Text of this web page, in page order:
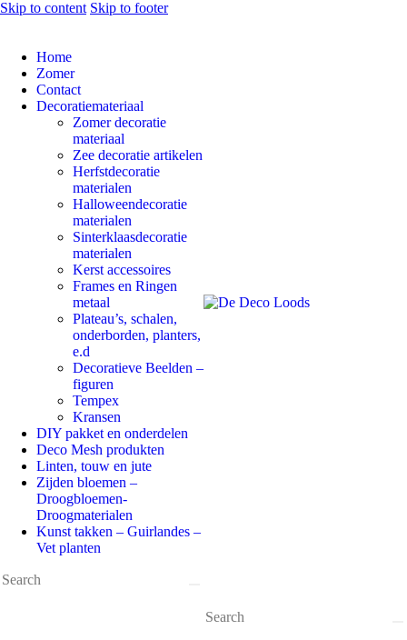
Skip to content Skip to footer
Home
Zomer
Contact
Decoratiemateriaal
Zomer decoratie
materiaal
Zee decoratie artikelen
Herfstdecoratie
materialen
Halloweendecoratie
materialen
Sinterklaasdecoratie
materialen
Kerst accessoires
Frames en Ringen
metaal
Plateau’s, schalen,
onderborden, planters,
e.d
Decoratieve Beelden –
figuren
Tempex
Kransen
DIY pakket en onderdelen
Deco Mesh produkten
Linten, touw en jute
Zijden bloemen –
Droogbloemen-
Droogmaterialen
Kunst takken – Guirlandes –
Vet planten